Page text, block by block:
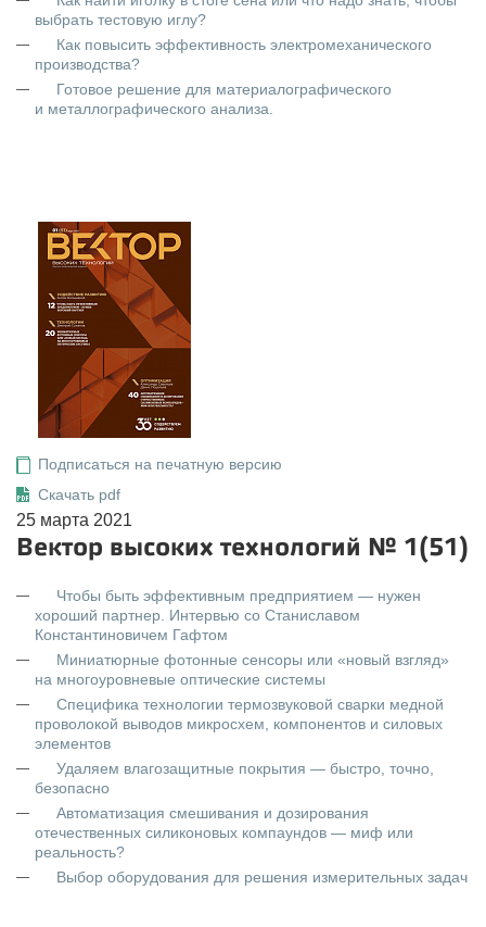
выбрать тестовую иглу?
Как повысить эффективность электромеханического
производства?
Готовое решение для материалографического
и металлографического анализа.
Подписаться на печатную версию
Скачать pdf
25 марта 2021
Вектор высоких технологий № 1(51)
Чтобы быть эффективным предприятием — нужен
хороший партнер. Интервью со Станиславом
Константиновичем Гафтом
Миниатюрные фотонные сенсоры или «новый взгляд»
на многоуровневые оптические системы
Специфика технологии термозвуковой сварки медной
проволокой выводов микросхем, компонентов и силовых
элементов
Удаляем влагозащитные покрытия — быстро, точно,
безопасно
Автоматизация смешивания и дозирования
отечественных силиконовых компаундов — миф или
реальность?
Выбор оборудования для решения измерительных задач